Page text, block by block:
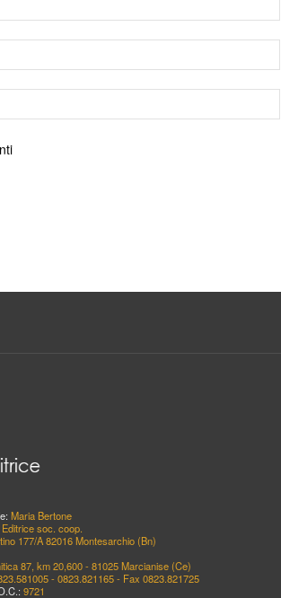
Maria Bertone
Editrice soc. coop.
177/A 82016 Montesarchio (Bn)
87, km 20,600 - 81025 Marcianise (Ce)
- 0823.821165 - Fax 0823.821725
9721